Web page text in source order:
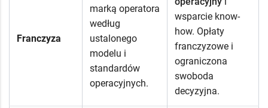
Franczyza
marką operatora
według
ustalonego
modelu i
standardów
operacyjnych.
wsparcie know-
how. Opłaty
franczyzowe i
ograniczona
swoboda
decyzyjna.